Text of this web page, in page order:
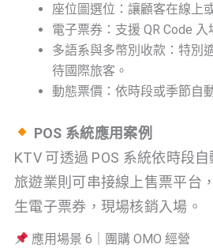
座位圖選位：讓顧客在線上
電子票券：支援 QR Code
多語系與多幣別收款：特別
待國際旅客。
動態票價：依時段或季節自
POS 系統應用案例
KTV 可透過 POS 系統依時段
旅遊業則可串接線上售票平台
生電子票券，現場核銷入場。
應用場景 6｜團購 OMO 經營